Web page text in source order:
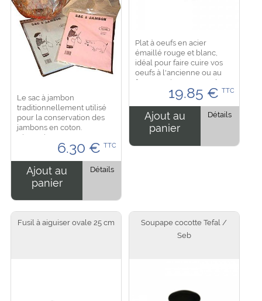
Le sac à jambon
traditionnellement utilisé
pour la conservation des
jambons en coton.
Dimension : 85 cm x 65 cm
6.30 € TTC
Ajout au
panier
Détails
Plat à oeufs en acier
émaillé rouge et blanc,
idéal pour faire cuire vos
oeufs à l'ancienne ou au
four, convient sur tous les
feux, fonctionne aussi sur
toutes les plaques dont
l'induction....
19.85 € TTC
Ajout au
panier
Détails
Fusil à aiguiser ovale 25 cm
Soupape cocotte Tefal /
Seb